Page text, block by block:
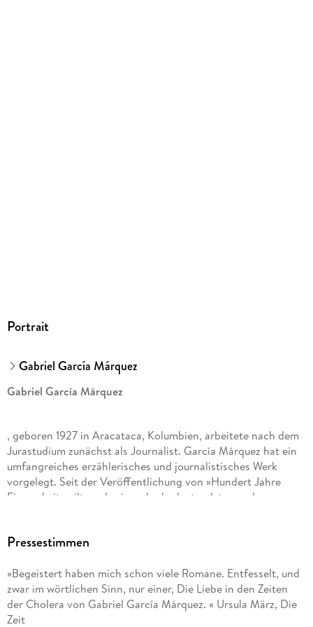
Portrait
Gabriel García Márquez
Gabriel García Márquez
, geboren 1927 in Aracataca, Kolumbien, arbeitete nach dem
Jurastudium zunächst als Journalist. García Márquez hat ein
umfangreiches erzählerisches und journalistisches Werk
vorgelegt. Seit der Veröffentlichung von »Hundert Jahre
Einsamkeit« gilt er als einer der bedeutendsten und
in Mexico City.
Pressestimmen
»Begeistert haben mich schon viele Romane. Entfesselt, und
zwar im wörtlichen Sinn, nur einer, Die Liebe in den Zeiten
der Cholera von Gabriel García Márquez. « Ursula März, Die
Zeit